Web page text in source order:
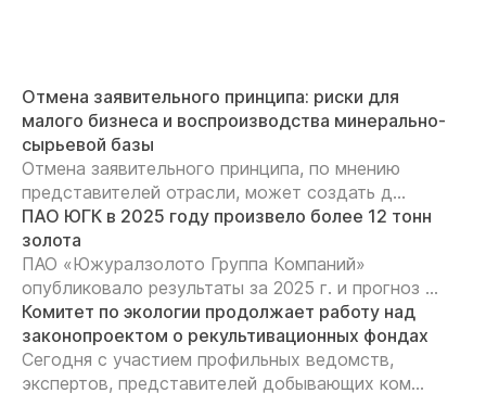
Отмена заявительного принципа: риски для
малого бизнеса и воспроизводства минерально-
сырьевой базы
Отмена заявительного принципа, по мнению
представителей отрасли, может создать д...
ПАО ЮГК в 2025 году произвело более 12 тонн
золота
ПАО «Южуралзолото Группа Компаний»
опубликовало результаты за 2025 г. и прогноз ...
Комитет по экологии продолжает работу над
законопроектом о рекультивационных фондах
Сегодня с участием профильных ведомств,
экспертов, представителей добывающих ком...